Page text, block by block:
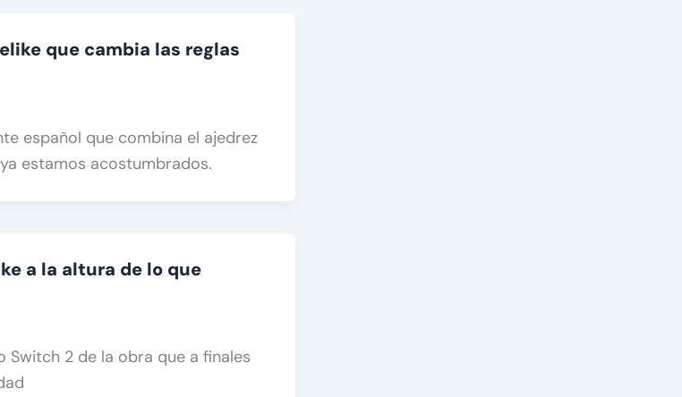
que cambia las reglas
español que combina el ajedrez
estamos acostumbrados.
a la altura de lo que
Switch 2 de la obra que a finales